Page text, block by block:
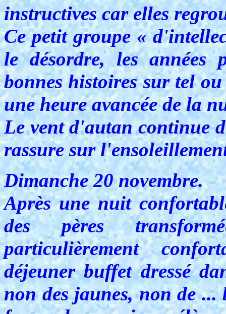
instructives car elles
Ce petit groupe «
le désordre, les années
bonnes histoires sur tel
une heure avancée de la
Le vent d'autan continue
rassure sur
Dimanche 20 novembre.
Après une nuit
des pères
particulièrement
déjeuner buffet dressé
non des jaunes, non de